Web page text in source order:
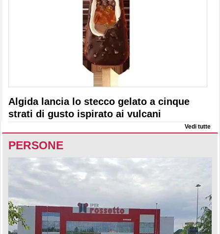
Algida lancia lo stecco gelato a cinque
strati di gusto ispirato ai vulcani
Vedi tutte
PERSONE